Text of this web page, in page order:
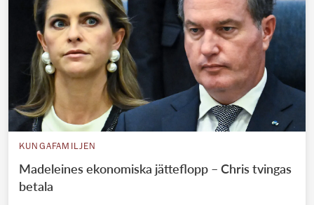
KUNGAFAMILJEN
Madeleines ekonomiska jätteflopp – Chris tvingas
betala